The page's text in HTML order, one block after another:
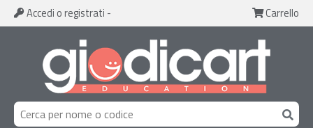
Accedi o registrati - Carrello